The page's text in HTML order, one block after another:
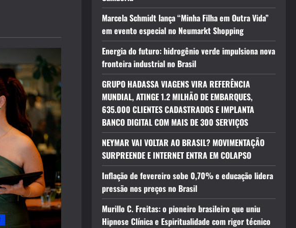
Marcela Schmidt lança “Minha Filha em Outra Vida”
em evento especial no Neumarkt Shopping
Energia do futuro: hidrogênio verde impulsiona nova
fronteira industrial no Brasil
GRUPO HADASSA VIAGENS VIRA REFERÊNCIA
MUNDIAL, ATINGE 1.2 MILHÃO DE EMBARQUES,
635.000 CLIENTES CADASTRADOS E IMPLANTA
BANCO DIGITAL COM MAIS DE 300 SERVIÇOS
NEYMAR VAI VOLTAR AO BRASIL? MOVIMENTAÇÃO
SURPREENDE E INTERNET ENTRA EM COLAPSO
Inflação de fevereiro sobe 0,70% e educação lidera
pressão nos preços no Brasil
Murillo C. Freitas: o pioneiro brasileiro que uniu
Hipnose Clínica e Espiritualidade com rigor técnico